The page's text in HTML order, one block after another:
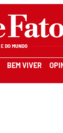
BEM VIVER